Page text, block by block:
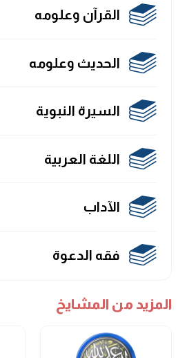
القرآن وعلومه
الحديث وعلومه
السيرة النبوية
اللغة العربية
الآداب
فقه الدعوة
المزيد من المشايخ